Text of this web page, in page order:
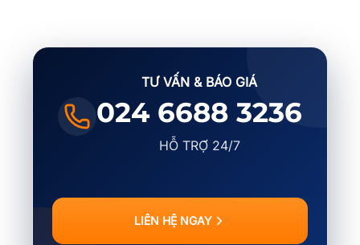
TƯ VẤN & BÁO GIÁ
024 6688 3236
HỖ TRỢ 24/7
LIÊN HỆ NGAY